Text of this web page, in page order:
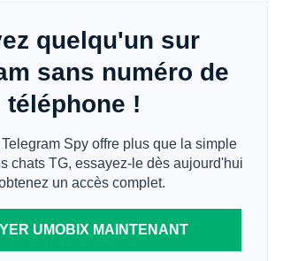
quelqu'un sur
sans numéro de
téléphone !
Spy offre plus que la simple
chats TG, essayez-le dès aujourd'hui
un accès complet.
UMOBIX MAINTENANT